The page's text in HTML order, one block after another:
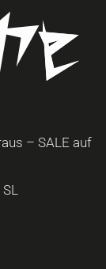
– SALE auf